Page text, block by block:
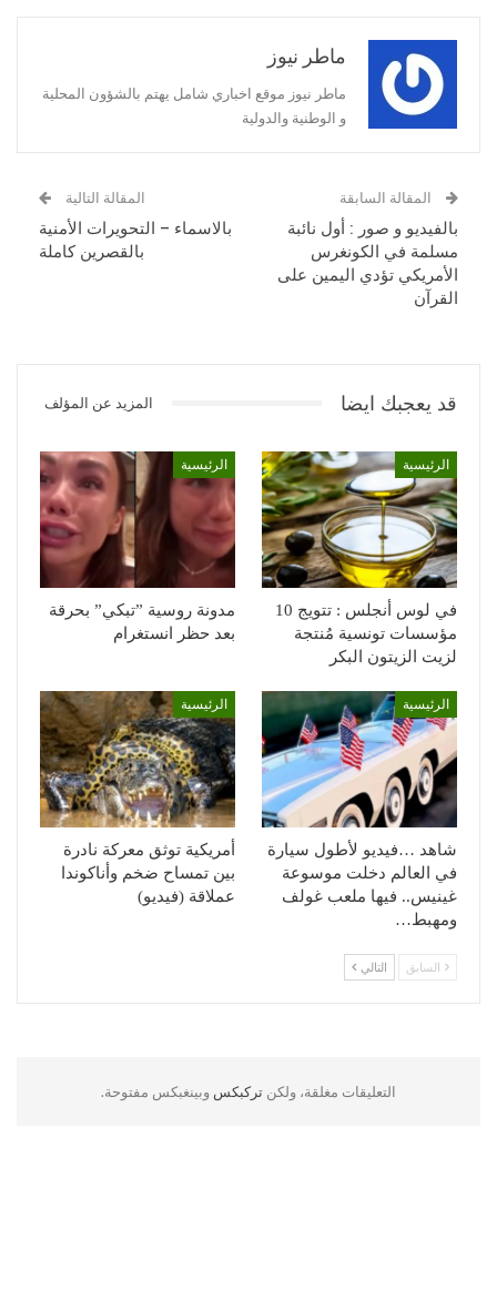
ماطر نيوز
ماطر نيوز موقع اخباري شامل يهتم بالشؤون المحلية
و الوطنية والدولية
المقالة السابقة
بالفيديو و صور : أول نائبة
مسلمة في الكونغرس
الأمريكي تؤدي اليمين على
القرآن
المقالة التالية
بالاسماء – التحويرات الأمنية
بالقصرين كاملة
قد يعجبك ايضا المزيد عن المؤلف
الرئيسية
في لوس أنجلس : تتويج 10
مؤسسات تونسية مُنتجة
لزيت الزيتون البكر
الرئيسية
مدونة روسية ”تبكي” بحرقة
بعد حظر انستغرام
الرئيسية
شاهد …فيديو لأطول سيارة
في العالم دخلت موسوعة
غينيس.. فيها ملعب غولف
ومهبط…
الرئيسية
أمريكية توثق معركة نادرة
بين تمساح ضخم وأناكوندا
عملاقة (فيديو)
السابق التالي
التعليقات مغلقة، ولكن تركبكس وبينغبكس مفتوحة.